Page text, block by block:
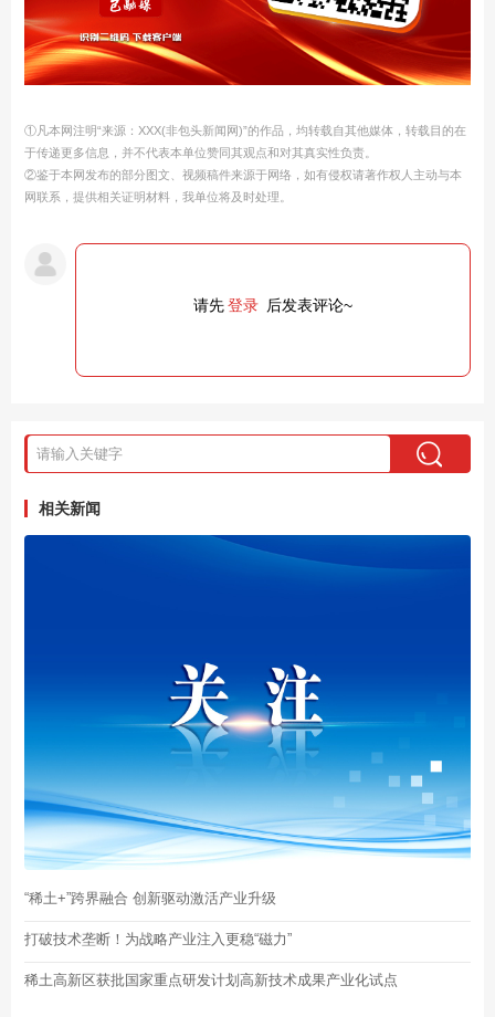
①凡本网注明“来源：XXX(非包头新闻网)”的作品，均转载自其他媒体，转载目的在
于传递更多信息，并不代表本单位赞同其观点和对其真实性负责。
②鉴于本网发布的部分图文、视频稿件来源于网络，如有侵权请著作权人主动与本
网联系，提供相关证明材料，我单位将及时处理。
请先登录 后发表评论~
相关新闻
“稀土+”跨界融合 创新驱动激活产业升级
打破技术垄断！为战略产业注入更稳“磁力”
稀土高新区获批国家重点研发计划高新技术成果产业化试点